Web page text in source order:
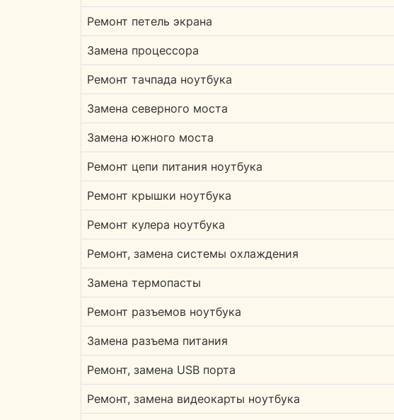
Ремонт петель экрана
Замена процессора
Ремонт тачпада ноутбука
Замена северного моста
Замена южного моста
Ремонт цепи питания ноутбука
Ремонт крышки ноутбука
Ремонт кулера ноутбука
Ремонт, замена системы охлаждения
Замена термопасты
Ремонт разъемов ноутбука
Замена разъема питания
Ремонт, замена USB порта
Ремонт, замена видеокарты ноутбука